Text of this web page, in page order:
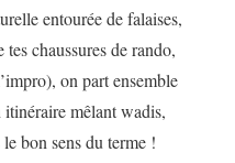
entourée de falaises,
chaussures de rando,
on part ensemble
itinéraire mêlant wadis,
bon sens du terme !